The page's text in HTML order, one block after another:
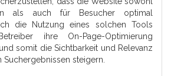
als auch für Besucher optimal
die Nutzung eines solchen Tools
ihre On-Page-Optimierung
somit die Sichtbarkeit und Relevanz
steigern.